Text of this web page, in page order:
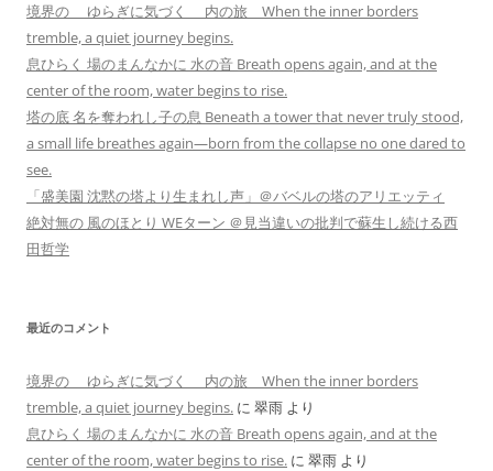
境界の ゆらぎに気づく 内の旅 When the inner borders
tremble, a quiet journey begins.
息ひらく 場のまんなかに 水の音 Breath opens again, and at the
center of the room, water begins to rise.
塔の底 名を奪われし子の息 Beneath a tower that never truly stood,
a small life breathes again—born from the collapse no one dared to
see.
「盛美園 沈黙の塔より生まれし声」＠バベルの塔のアリエッティ
絶対無の 風のほとり WEターン ＠見当違いの批判で蘇生し続ける西
田哲学
最近のコメント
境界の ゆらぎに気づく 内の旅 When the inner borders
tremble, a quiet journey begins. に 翠雨 より
息ひらく 場のまんなかに 水の音 Breath opens again, and at the
center of the room, water begins to rise. に 翠雨 より